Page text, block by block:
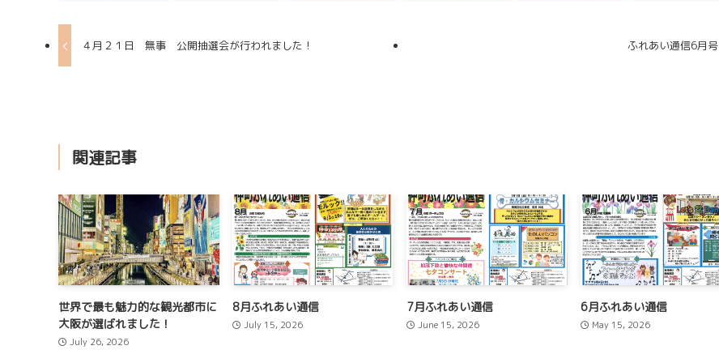
４月２１日 無事 公開抽選会が行われました！ ふれあい通信6月号
関連記事
世界で最も魅力的な観光都市に
大阪が選ばれました！
July 26, 2026
8月ふれあい通信
July 15, 2026
7月ふれあい通信
June 15, 2026
6月ふれあい通信
May 15, 2026